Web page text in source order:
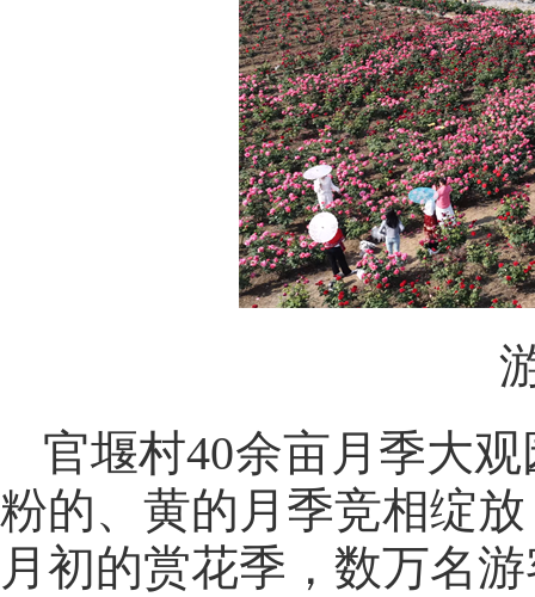
官堰村40余亩月季大
粉的、黄的月季竞相绽
月初的赏花季，数万名